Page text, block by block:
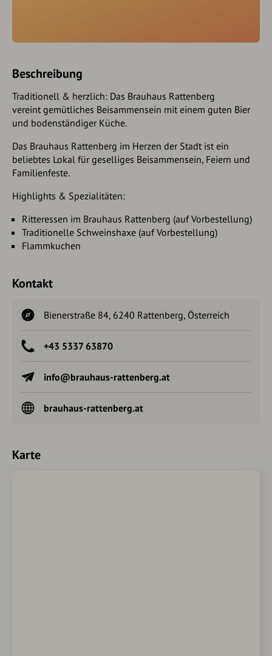
Beschreibung
Traditionell & herzlich: Das Brauhaus Rattenberg
vereint gemütliches Beisammensein mit einem guten Bier
und bodenständiger Küche.
Das Brauhaus Rattenberg im Herzen der Stadt ist ein
beliebtes Lokal für geselliges Beisammensein, Feiern und
Familienfeste.
Highlights & Spezialitäten:
Ritteressen im Brauhaus Rattenberg (auf Vorbestellung)
Traditionelle Schweinshaxe (auf Vorbestellung)
Flammkuchen
Kontakt
Bienerstraße 84, 6240 Rattenberg, Österreich
+43 5337 63870
info@brauhaus-rattenberg.at
brauhaus-rattenberg.at
Karte